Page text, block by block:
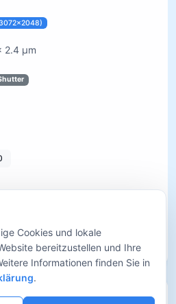
2.4 µm
ansehen
Cookies und lokale
bereitzustellen und Ihre
Informationen finden Sie in
.